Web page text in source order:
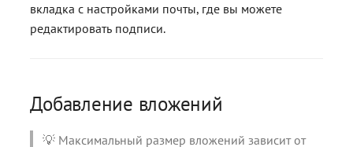
вкладка с настройками почты, где вы можете
редактировать подписи.
Добавление вложений
💡 Максимальный размер вложений зависит от